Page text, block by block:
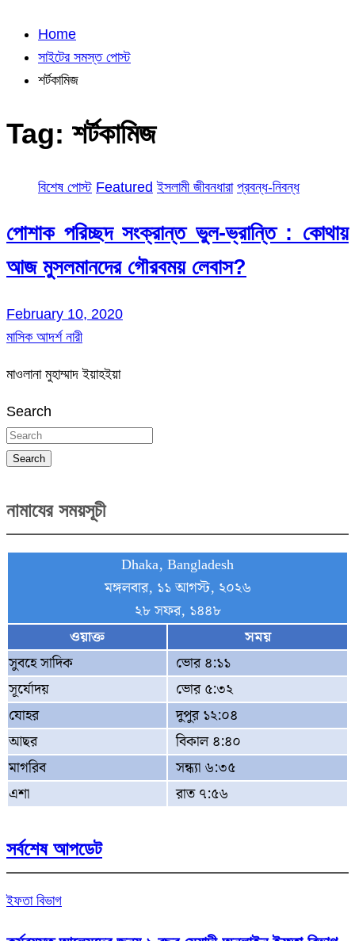
Home
সাইটের সমস্ত পোস্ট
শর্টকামিজ
Tag: শর্টকামিজ
বিশেষ পোস্ট Featured ইসলামী জীবনধারা প্রবন্ধ-নিবন্ধ
পোশাক পরিচ্ছদ সংক্রান্ত ভুল-ভ্রান্তি : কোথায়
আজ মুসলমানদের গৌরবময় লেবাস?
February 10, 2020
মাসিক আদর্শ নারী
মাওলানা মুহাম্মাদ ইয়াহইয়া
Search
Search
নামাযের সময়সূচী
Dhaka, Bangladesh
মঙ্গলবার, ১১ আগস্ট, ২০২৬
২৮ সফর, ১৪৪৮
ওয়াক্ত
সময়
সুবহে সাদিক
ভোর ৪:১১
সূর্যোদয়
ভোর ৫:৩২
যোহর
দুপুর ১২:০৪
আছর
বিকাল ৪:৪০
মাগরিব
সন্ধ্যা ৬:৩৫
এশা
রাত ৭:৫৬
সর্বশেষ আপডেট
ইফতা বিভাগ